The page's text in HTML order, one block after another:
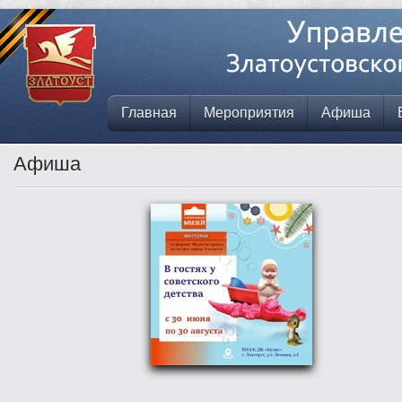
Главная Мероприятия Афиша
Афиша